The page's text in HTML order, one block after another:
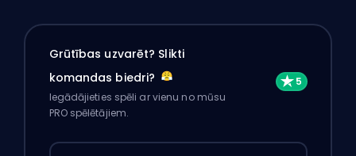
Grūtības uzvarēt? Slikti
komandas biedri?
Iegādājieties spēli ar vienu no mūsu
PRO spēlētājiem.